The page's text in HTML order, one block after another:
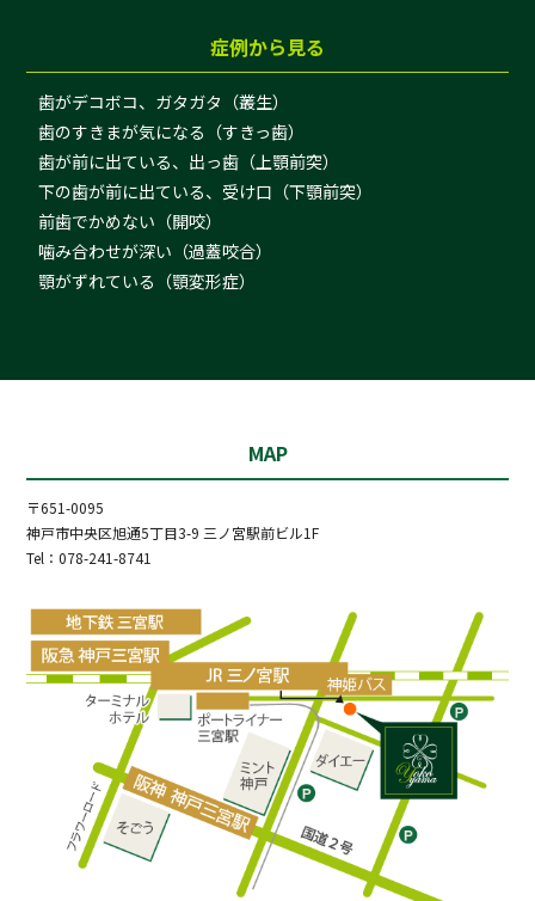
症例から見る
歯がデコボコ、ガタガタ（叢生）
歯のすきまが気になる（すきっ歯）
歯が前に出ている、出っ歯（上顎前突）
下の歯が前に出ている、受け口（下顎前突）
前歯でかめない（開咬）
噛み合わせが深い（過蓋咬合）
顎がずれている（顎変形症）
MAP
〒651-0095
神戸市中央区旭通5丁目3-9 三ノ宮駅前ビル1F
Tel：078-241-8741